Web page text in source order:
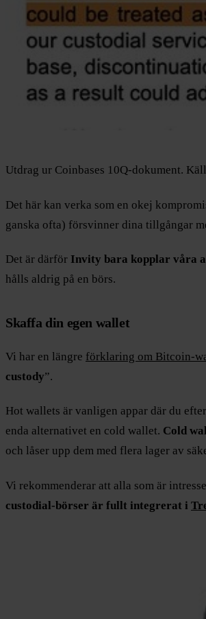
Utdrag ur Coinbases 10Q-dokument.
Det här kan verka som en okej
ganska ofta) försvinner dina tillgångar
Det är därför Invity bara kopplar våra
hålls aldrig på en börs.
Skaffa din egen wallet
Vi har en längre förklaring om Bitcoin-
custody”.
Hot wallets är vanligen appar där du
enda alternativet en cold wallet. Cold
och låser upp dem med flera lager av
Vi rekommenderar att alla som är
custodial-börser är fullt integrerat i